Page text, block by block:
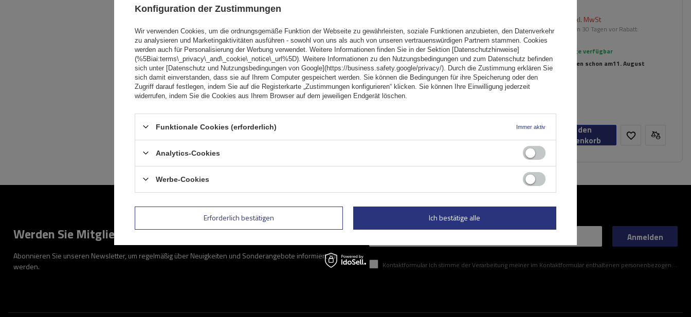
SONDERANGEBOT
Heckklappen-Fahrradträger
Fassungsvermögen: Fahrräder:2
Maximales Fahrradgewicht:22,5 kg
Nutzlast der Haltebügel:45 kg
kompatibel mit Elektrofahrrädern
inkl. MwSt
Niedrigster Preis in 30 Tagen vor Rabatt:
209,99 €
Große Menge verfügbar
Wir versenden schon am11. August
In den
Warenkorb
Werden Sie Mitglied
Abonnieren Sie unseren Newsletter, um regelmäßig über Neuigkeiten und Sonderangebote informiert zu
werden.
Kontaktformular Ich stimme der Verarbeitung meiner im Kontaktformular enthaltenen personenbezogenen Daten gemäß der Verordnung (EU) des Europäischen Parlaments und des Rates zu.
Anmelden
Konfiguration der Zustimmungen
Wir verwenden Cookies, um die ordnungsgemäße Funktion der Webseite zu gewährleisten, soziale Funktionen anzubieten, den Datenverkehr
zu analysieren und Marketingaktivitäten ausführen - sowohl von uns als auch von unseren vertrauenswürdigen Partnern stammen. Cookies
werden auch für Personalisierung der Werbung verwendet. Weitere Informationen finden Sie in der Sektion [Datenschutzhinweise]
(%5Biai:terms\_privacy\_and\_cookie\_notice\_url%5D). Weitere Informationen zu den Nutzungsbedingungen und zum Datenschutz befinden
sich unter [Datenschutz und Nutzungsbedingungen von Google](https://business.safety.google/privacy/). Durch die Zustimmung erklären Sie
sich damit einverstanden, dass sie auf Ihrem Computer gespeichert werden. Sie können die Bedingungen für ihre Speicherung oder den
Zugriff darauf festlegen, indem Sie auf die Registerkarte „Zustimmungen konfigurieren“ klicken. Sie können Ihre Einwilligung jederzeit
widerrufen, indem Sie die Cookies aus Ihrem Browser auf dem jeweiligen Endgerät löschen.
Funktionale Cookies (erforderlich) Immer aktiv
Analytics-Cookies
Werbe-Cookies
Erforderlich bestätigen Ich bestätige alle